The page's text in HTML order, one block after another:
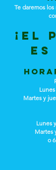
Te daremos
¡EL
Martes y
Lunes
Martes
o